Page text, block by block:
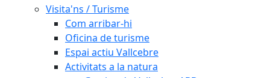
Visita'ns / Turisme
Com arribar-hi
Oficina de turisme
Espai actiu Vallcebre
Activitats a la natura